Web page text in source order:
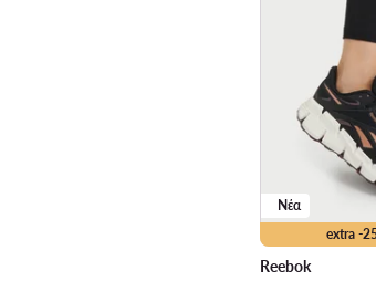
extra -
Νέα
Reebok